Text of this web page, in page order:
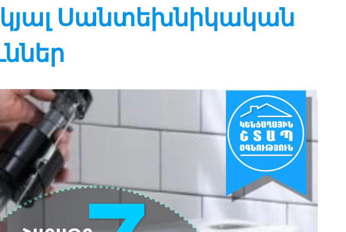
Սանտեխնիկական